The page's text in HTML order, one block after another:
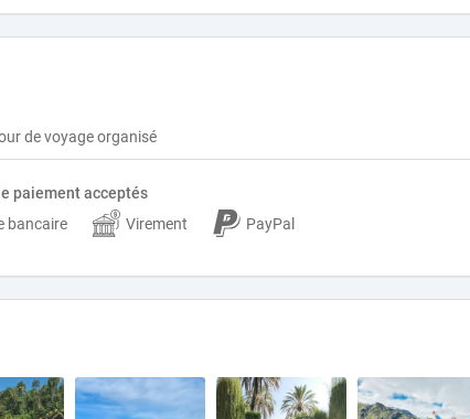
de voyage organisé
paiement acceptés
bancaire
Virement PayPal